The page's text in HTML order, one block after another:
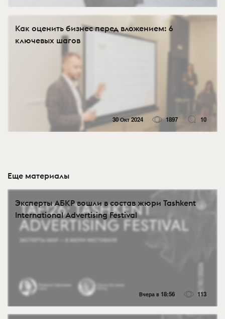
Как оценить бизнес перед вложением: 6
ключевых шагов
30 Окт 2024 1897 10
Еще материалы
Эксперты АБКР вошли в состав жюри Tashkent
International Advertising Festival
Вчера в 18:56 113